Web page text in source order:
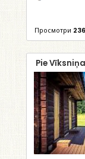
Просмотри
Pie